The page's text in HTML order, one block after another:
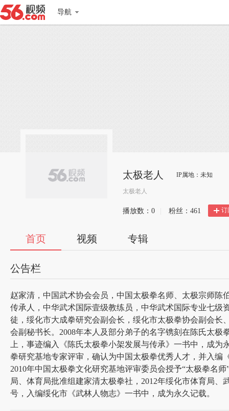
导航
太极老人 IP属地：未知
太极老人
播放数： 0 粉丝： 461 订
首页 视频 专辑
公告栏
赵家清，中国武术协会会员，中国太极拳名师、太极宗师陈
传承人，中华武术国际壹级教练员，中华武术国际专业七级
徒，绥化市大成拳研究会副会长，绥化市太极拳协会副会长
会副秘书长。 2008年本人及部分弟子的名字镌刻在陈氏太极
上，事迹编入《陈氏太极拳小架发展与传承》一书中，成为
拳研究基地专家评审，确认为中国太极拳优秀人才，并入编
2010年中国太极拳文化研究基地评审委员会授予“太极拳名师
局、体育局批准组建家清太极拳社， 2012年绥化市体育局、
号，入编绥化市《武林人物志》一书中，成为永久记载。